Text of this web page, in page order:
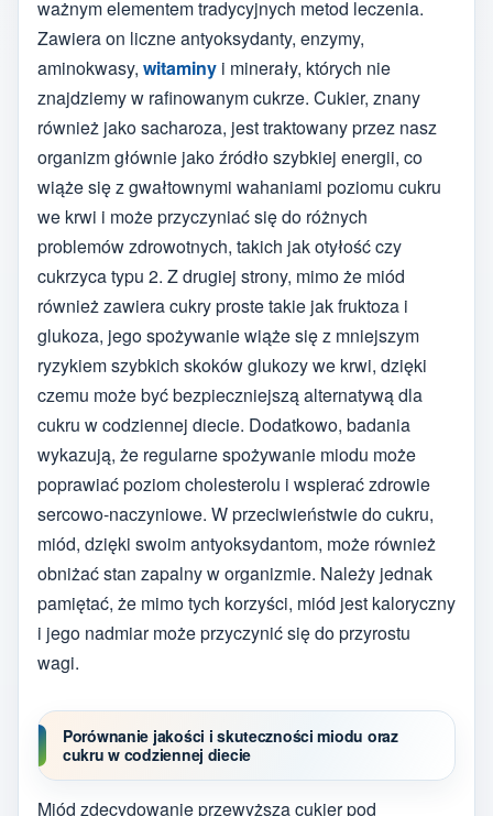
ważnym elementem tradycyjnych metod leczenia.
Zawiera on liczne antyoksydanty, enzymy,
aminokwasy, witaminy i minerały, których nie
znajdziemy w rafinowanym cukrze. Cukier, znany
również jako sacharoza, jest traktowany przez nasz
organizm głównie jako źródło szybkiej energii, co
wiąże się z gwałtownymi wahaniami poziomu cukru
we krwi i może przyczyniać się do różnych
problemów zdrowotnych, takich jak otyłość czy
cukrzyca typu 2. Z drugiej strony, mimo że miód
również zawiera cukry proste takie jak fruktoza i
glukoza, jego spożywanie wiąże się z mniejszym
ryzykiem szybkich skoków glukozy we krwi, dzięki
czemu może być bezpieczniejszą alternatywą dla
cukru w codziennej diecie. Dodatkowo, badania
wykazują, że regularne spożywanie miodu może
poprawiać poziom cholesterolu i wspierać zdrowie
sercowo-naczyniowe. W przeciwieństwie do cukru,
miód, dzięki swoim antyoksydantom, może również
obniżać stan zapalny w organizmie. Należy jednak
pamiętać, że mimo tych korzyści, miód jest kaloryczny
i jego nadmiar może przyczynić się do przyrostu
wagi.
Porównanie jakości i skuteczności miodu oraz
cukru w codziennej diecie
Miód zdecydowanie przewyższa cukier pod